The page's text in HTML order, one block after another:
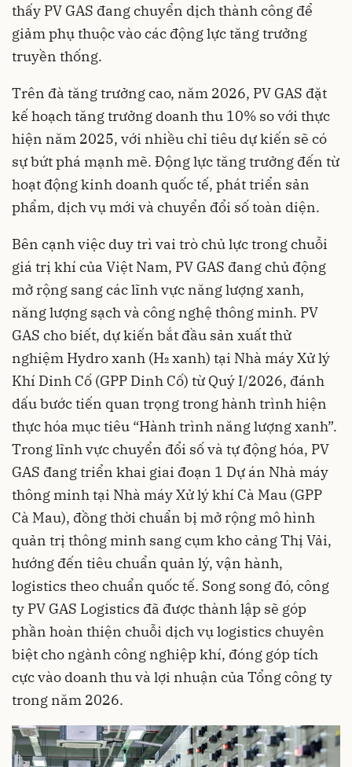
thấy PV GAS đang chuyển dịch thành công để
giảm phụ thuộc vào các động lực tăng trưởng
truyền thống.
Trên đà tăng trưởng cao, năm 2026, PV GAS đặt
kế hoạch tăng trưởng doanh thu 10% so với thực
hiện năm 2025, với nhiều chỉ tiêu dự kiến sẽ có
sự bứt phá mạnh mẽ. Động lực tăng trưởng đến từ
hoạt động kinh doanh quốc tế, phát triển sản
phẩm, dịch vụ mới và chuyển đổi số toàn diện.
Bên cạnh việc duy trì vai trò chủ lực trong chuỗi
giá trị khí của Việt Nam, PV GAS đang chủ động
mở rộng sang các lĩnh vực năng lượng xanh,
năng lượng sạch và công nghệ thông minh. PV
GAS cho biết, dự kiến bắt đầu sản xuất thử
nghiệm Hydro xanh (H₂ xanh) tại Nhà máy Xử lý
Khí Dinh Cố (GPP Dinh Cố) từ Quý I/2026, đánh
dấu bước tiến quan trọng trong hành trình hiện
thực hóa mục tiêu “Hành trình năng lượng xanh”.
Trong lĩnh vực chuyển đổi số và tự động hóa, PV
GAS đang triển khai giai đoạn 1 Dự án Nhà máy
thông minh tại Nhà máy Xử lý khí Cà Mau (GPP
Cà Mau), đồng thời chuẩn bị mở rộng mô hình
quản trị thông minh sang cụm kho cảng Thị Vải,
hướng đến tiêu chuẩn quản lý, vận hành,
logistics theo chuẩn quốc tế. Song song đó, công
ty PV GAS Logistics đã được thành lập sẽ góp
phần hoàn thiện chuỗi dịch vụ logistics chuyên
biệt cho ngành công nghiệp khí, đóng góp tích
cực vào doanh thu và lợi nhuận của Tổng công ty
trong năm 2026.